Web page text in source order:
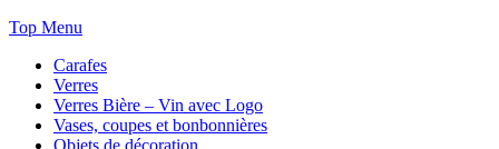
Top Menu
Carafes
Verres
Verres Bière – Vin avec Logo
Vases, coupes et bonbonnières
Objets de décoration